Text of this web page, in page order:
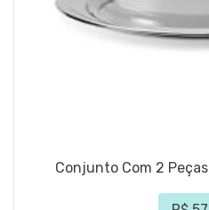
Conjunto Com 2